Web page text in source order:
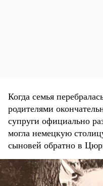
Когда семья
родителями
супруги официально
могла немецкую
сыновей обратно в